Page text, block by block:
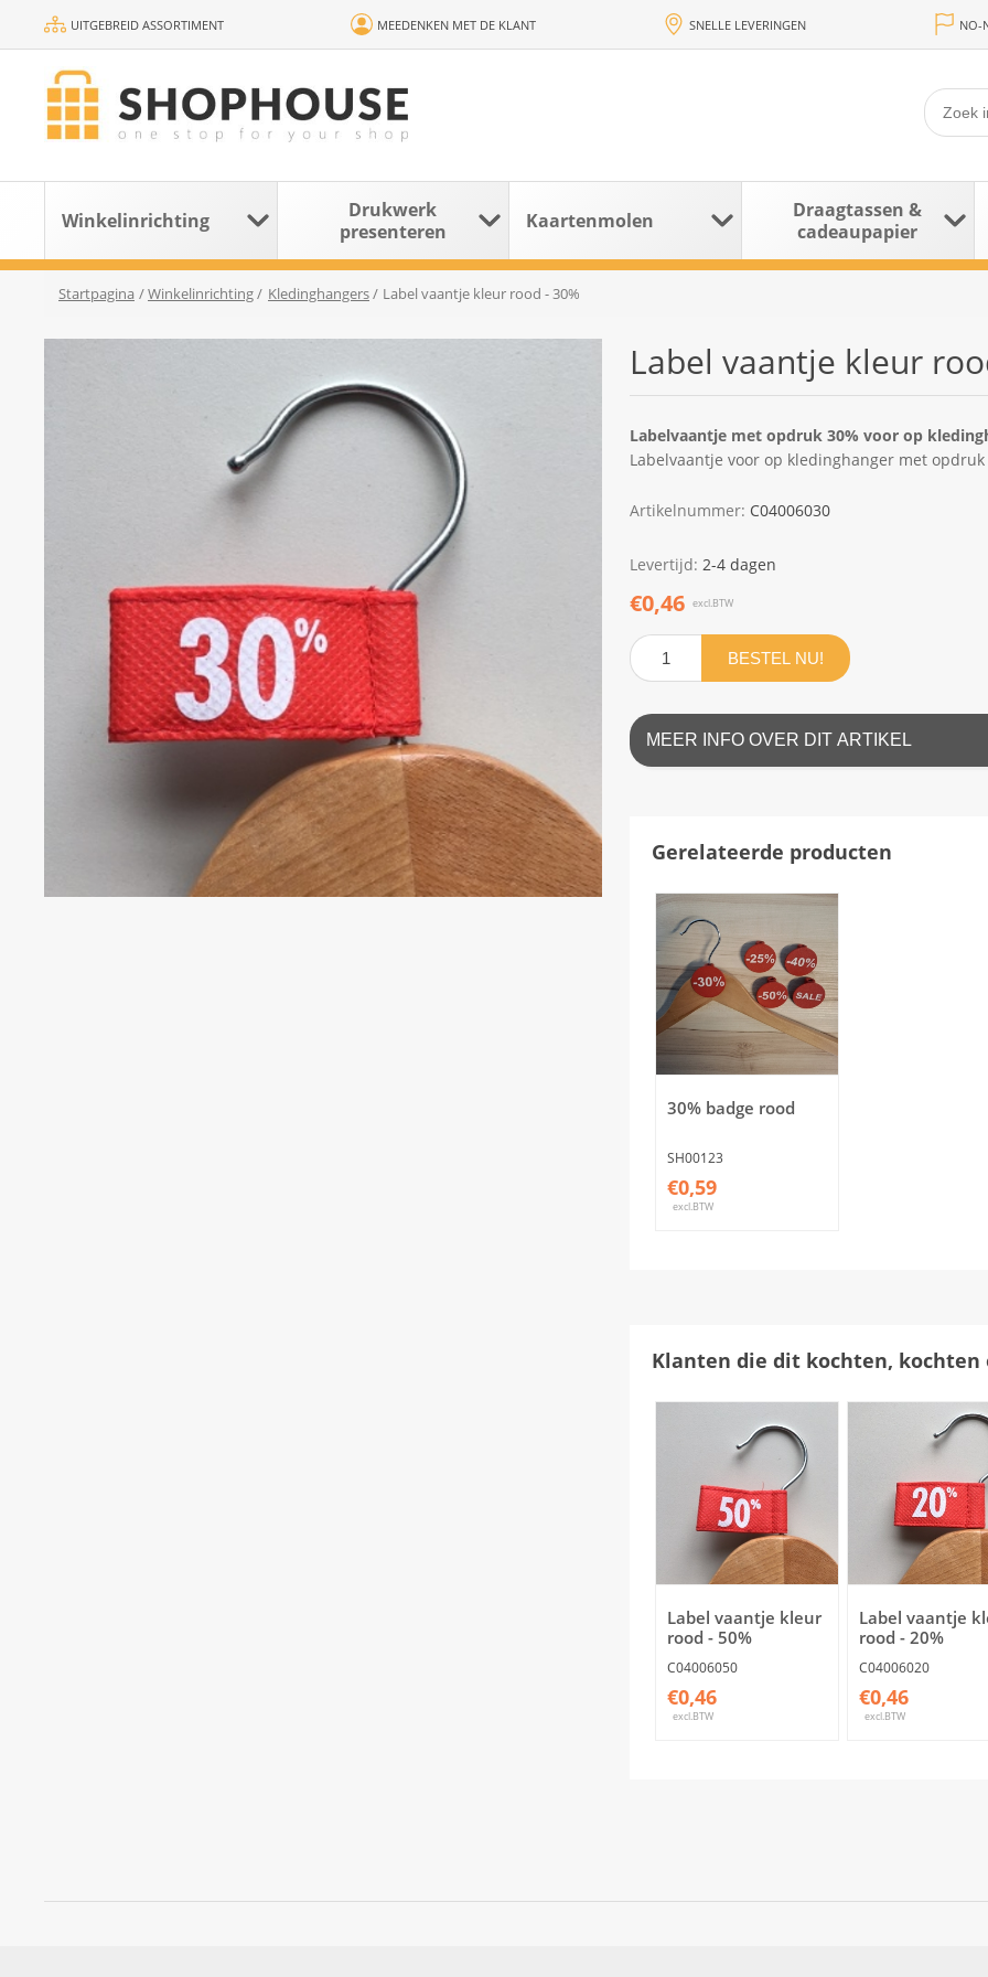
UITGEBREID ASSORTIMENT MEEDENKEN MET DE KLANT SNELLE LEVERINGEN NO-
Winkelinrichting
Drukwerk
presenteren
Kaartenmolen
Draagtassen &
cadeaupapier
Startpagina /Winkelinrichting/ Kledinghangers/ Label vaantje kleur rood - 30%
Label vaantje kleur
Labelvaantje met opdruk 30% voor op
Labelvaantje voor op kledinghanger met opdruk
Artikelnummer: C04006030
Levertijd: 2-4 dagen
€0,46 excl.BTW
BESTEL NU!
MEER INFO OVER DIT ARTIKEL
Gerelateerde producten
30% badge rood
SH00123
€0,59
excl.BTW
Klanten die dit kochten, kochten
Label vaantje kleur
rood - 50%
C04006050
€0,46
excl.BTW
Label vaantje
rood - 20%
C04006020
€0,46
excl.BTW